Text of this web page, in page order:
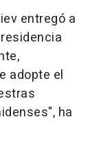
entregó a
adopte el
ha